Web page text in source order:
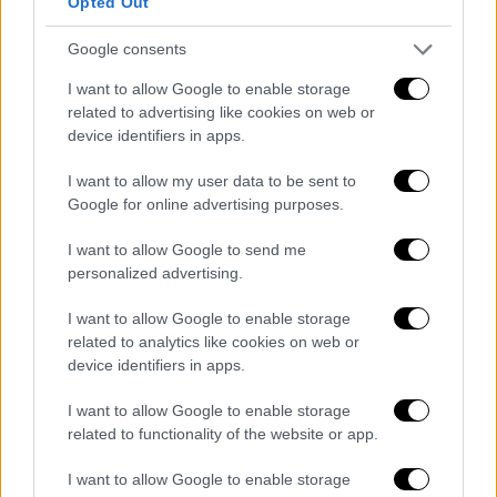
Google consents
I want to allow Google to enable storage
related to advertising like cookies on web or
device identifiers in apps.
I want to allow my user data to be sent to
Google for online advertising purposes.
I want to allow Google to send me
personalized advertising.
I want to allow Google to enable storage
related to analytics like cookies on web or
device identifiers in apps.
I want to allow Google to enable storage
related to functionality of the website or app.
I want to allow Google to enable storage
τέκνων σας).
Μετά την συναίνεση σας, εμφανίζεται
φόρμα που αναφέρει κάποια προσωπικά
στοιχεία σας. Επιλέξτε για ποιο ΚΟΤ
θέλετε να κάνετε αίτηση.
Απαραίτητη είναι η συμπλήρωση αριθμού
παροχής ηλεκτρικής ενέργειας. Επίσης,
κινητού τηλεφώνου που θα
χρησιμοποιηθούν για αποστολή τυχόν
ειδοποιήσεων.
Για αιτήσεις ΚΟΤ-Α απαιτείται να έχετε
εγκεκριμένη αίτηση ΚΕΑ. Δεν ισχύει
πλέον η απαίτηση επικαιροποιημένης
αίτησης ΚΕΑ το τελευταίο δίμηνο. Αρκεί
Για ΚΟΤ-Α δεν απαιτείται η συγκατάθεση